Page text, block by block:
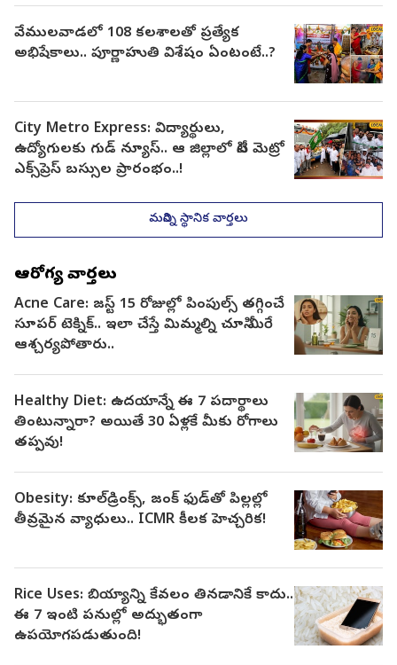
వేములవాడలో 108 కలశాలతో ప్రత్యేక
అభిషేకాలు.. పూర్ణాహుతి విశేషం ఏంటంటే..?
City Metro Express: విద్యార్థులు,
ఉద్యోగులకు గుడ్ న్యూస్.. ఆ జిల్లాలో సిటీ మెట్రో
ఎక్స్‌ప్రెస్ బస్సుల ప్రారంభం..!
మరిన్ని స్థానిక వార్తలు
ఆరోగ్య వార్తలు
Acne Care: జస్ట్ 15 రోజుల్లో పింపుల్స్ తగ్గించే
సూపర్ టెక్నిక్.. ఇలా చేస్తే మిమ్మల్ని చూసి మీరే
ఆశ్చర్యపోతారు..
Healthy Diet: ఉదయాన్నే ఈ 7 పదార్థాలు
తింటున్నారా? అయితే 30 ఏళ్లకే మీకు రోగాలు
తప్పవు!
Obesity: కూల్‌డ్రింక్స్, జంక్ ఫుడ్‌తో పిల్లల్లో
తీవ్రమైన వ్యాధులు.. ICMR కీలక హెచ్చరిక!
Rice Uses: బియ్యాన్ని కేవలం తినడానికే కాదు..
ఈ 7 ఇంటి పనుల్లో అద్భుతంగా
ఉపయోగపడుతుంది!